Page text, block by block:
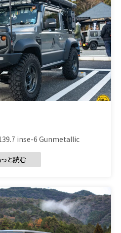
inse-6 Gunmetallic
と読む